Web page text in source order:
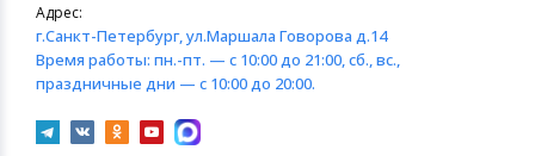
Адрес:
г.Санкт-Петербург, ул.Маршала Говорова д.14
Время работы: пн.-пт. — с 10:00 до 21:00, сб., вс.,
праздничные дни — с 10:00 до 20:00.